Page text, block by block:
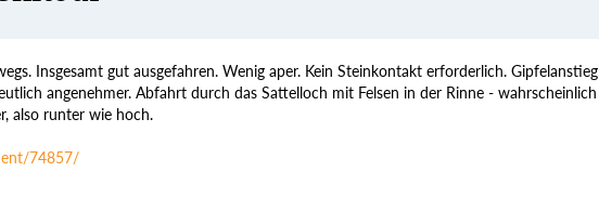
Insgesamt gut ausgefahren. Wenig aper. Kein Steinkontakt erforderlich. Gipfelanstieg
angenehmer. Abfahrt durch das Sattelloch mit Felsen in der Rinne - wahrscheinlich
also runter wie hoch.
74857/